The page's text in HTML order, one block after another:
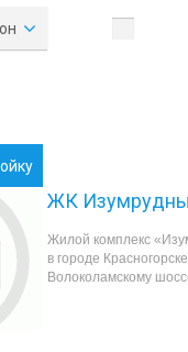
ЖК
Жилой комплекс
в городе
Волоколамскому